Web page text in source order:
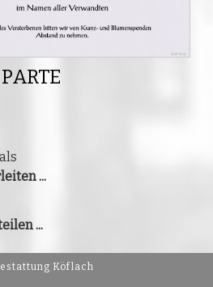
PARTE
...
...
Köflach